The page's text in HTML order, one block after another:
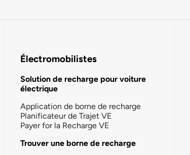
Électromobilistes
Solution de recharge pour voiture
électrique
Application de borne de recharge
Planificateur de Trajet VE
Payer for la Recharge VE
Trouver une borne de recharge